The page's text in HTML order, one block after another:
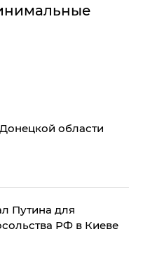
области
Путина для
РФ в Киеве